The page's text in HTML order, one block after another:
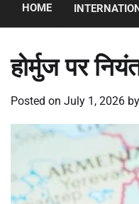
HOME
होर्मुज पर
Posted on July 1, 2026 by